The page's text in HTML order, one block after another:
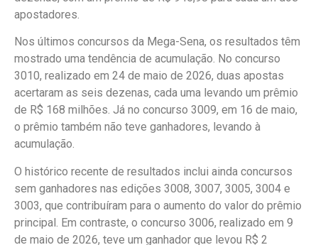
apostadores.
Nos últimos concursos da Mega-Sena, os resultados têm
mostrado uma tendência de acumulação. No concurso
3010, realizado em 24 de maio de 2026, duas apostas
acertaram as seis dezenas, cada uma levando um prêmio
de R$ 168 milhões. Já no concurso 3009, em 16 de maio,
o prêmio também não teve ganhadores, levando à
acumulação.
O histórico recente de resultados inclui ainda concursos
sem ganhadores nas edições 3008, 3007, 3005, 3004 e
3003, que contribuíram para o aumento do valor do prêmio
principal. Em contraste, o concurso 3006, realizado em 9
de maio de 2026, teve um ganhador que levou R$ 2